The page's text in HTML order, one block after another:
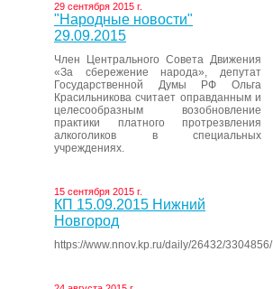
29 сентября 2015 г.
"Народные новости"
29.09.2015
Член Центрального Совета Движения
«За сбережение народа», депутат
Государственной Думы РФ Ольга
Красильникова считает оправданным и
целесообразным возобновление
практики платного протрезвления
алкоголиков в специальных
учреждениях.
15 сентября 2015 г.
КП 15.09.2015 Нижний
Новгород
https://www.nnov.kp.ru/daily/26432/3304856/